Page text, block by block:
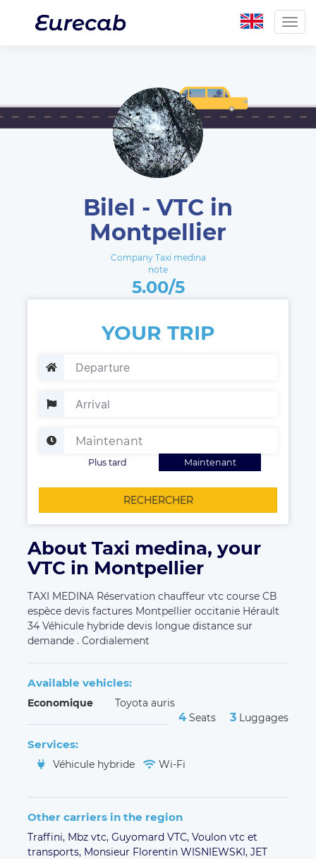
Bilel - VTC in
Montpellier
Company Taxi medina
note
5.00/5
YOUR TRIP
Maintenant
Plus tard
RECHERCHER
About Taxi medina, your
VTC in Montpellier
TAXI MEDINA Réservation chauffeur vtc course CB
espèce devis factures Montpellier occitanie Hérault
34 Véhicule hybride devis longue distance sur
demande . Cordialement
Available vehicles:
Economique Toyota auris
4 Seats 3 Luggages
Services:
Véhicule hybride Wi-Fi
Other carriers in the region
Traffini, Mbz vtc, Guyomard VTC, Voulon vtc et
transports, Monsieur Florentin WISNIEWSKI, JET